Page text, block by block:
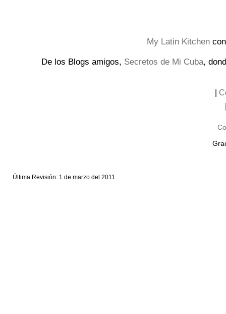
My Latin Kitchen
De los Blogs amigos, Secretos de Mi Cuba,
Última Revisión: 1 de marzo del 2011